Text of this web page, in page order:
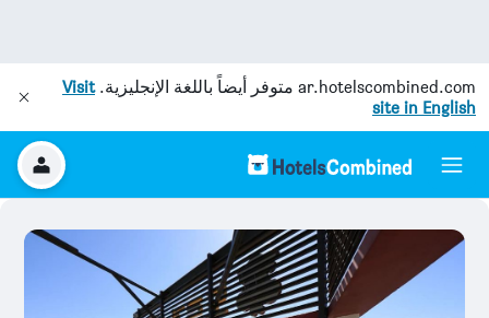
ar.hotelscombined.com متوفر أيضاً باللغة الإنجليزية.Visit
site in English